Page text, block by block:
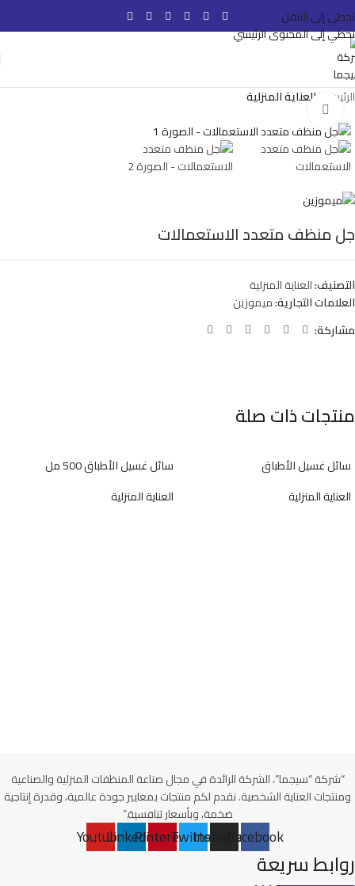
تخطي إلى التنقل
تخطي إلى المحتوى الرئيسي
الرئيسية العناية المنزلية
جل منظف متعدد الاستعمالات
التصنيف:العناية المنزلية
العلامات التجارية:ميموزين
مشاركة:
منتجات ذات صلة
سائل غسيل الأطباق
العناية المنزلية
سائل غسيل الأطباق 500 مل
العناية المنزلية
“شركة “سيجما”، الشركة الرائدة في مجال صناعة المنظفات المنزلية والصناعية
ومنتجات العناية الشخصية. نقدم لكم منتجات بمعايير جودة عالمية، وقدرة إنتاجية
ضخمة، وبأسعار تنافسية.”
Facebook
Instagram
Twitter
Pinterest
Linkedin
Youtube
روابط سريعة